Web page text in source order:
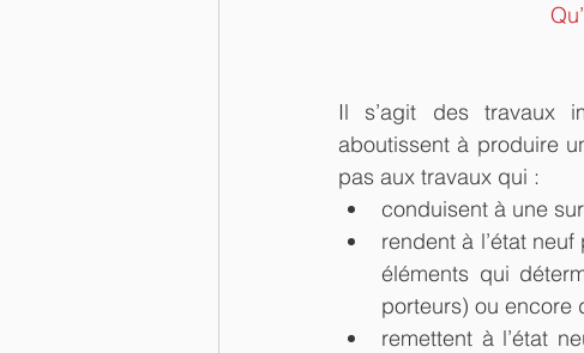
Il s’agit des travaux
aboutissent à produire
pas aux travaux qui :
conduisent à une
rendent à l’état
éléments qui
porteurs) ou encore
remettent à l’état